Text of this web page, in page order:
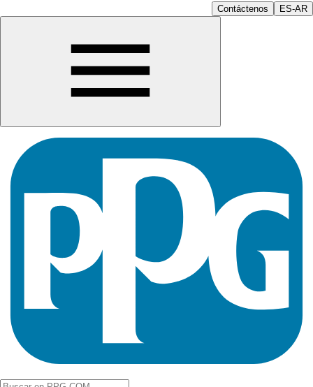
Contáctenos ES-AR